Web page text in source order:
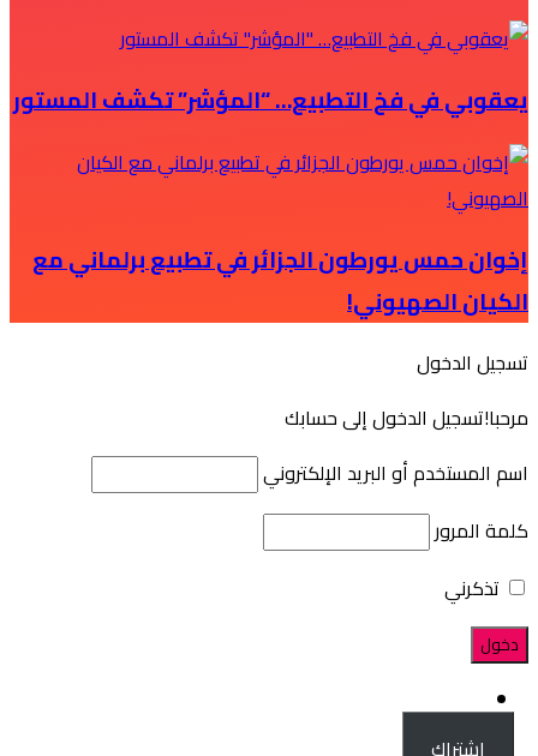
يعقوبي في فخ التطبيع… “المؤشر” تكشف المستور
إخوان حمس يورطون الجزائر في تطبيع برلماني مع
الكيان الصهيوني!
‫تسجيل الدخول‬
‫مرحبا!‬‫تسجيل الدخول إلى حسابك‬
اسم المستخدم أو البريد الإلكتروني
كلمة المرور
تذكرني
|
اشتراك